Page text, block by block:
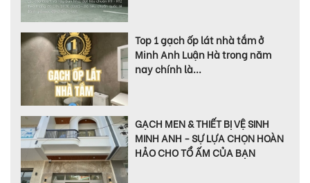
Top 1 gạch ốp lát nhà tắm ở
Minh Anh Luận Hà trong năm
nay chính là...
GẠCH MEN & THIẾT BỊ VỆ SINH
MINH ANH - SỰ LỰA CHỌN HOÀN
HẢO CHO TỔ ẤM CỦA BẠN